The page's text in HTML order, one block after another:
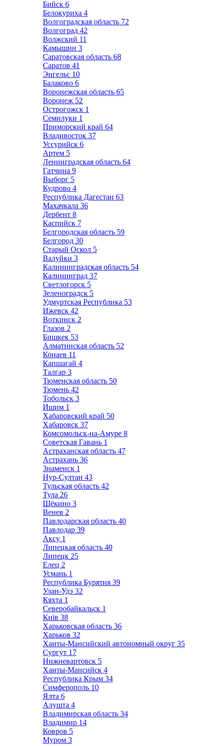
Бийск 6
Белокуриха 4
Волгоградская область 72
Волгоград 42
Волжский 11
Камышин 3
Саратовская область 68
Саратов 41
Энгельс 10
Балаково 6
Воронежская область 65
Воронеж 52
Острогожск 1
Семилуки 1
Приморский край 64
Владивосток 37
Уссурийск 6
Артем 5
Ленинградская область 64
Гатчина 9
Выборг 5
Кудрово 4
Республика Дагестан 63
Махачкала 36
Дербент 8
Каспийск 7
Белгородская область 59
Белгород 30
Старый Оскол 5
Валуйки 3
Калининградская область 54
Калининград 37
Светлогорск 5
Зеленоградск 5
Удмуртская Республика 53
Ижевск 42
Воткинск 2
Глазов 2
Бишкек 53
Алматинская область 52
Конаев 11
Капшагай 4
Талгар 3
Тюменская область 50
Тюмень 42
Тобольск 3
Ишим 1
Хабаровский край 50
Хабаровск 37
Комсомольск-на-Амуре 8
Советская Гавань 1
Астраханская область 47
Астрахань 36
Знаменск 1
Нур-Султан 43
Тульская область 42
Тула 26
Щёкино 3
Венев 2
Павлодарская область 40
Павлодар 39
Аксу 1
Липецкая область 40
Липецк 25
Елец 2
Усмань 1
Республика Бурятия 39
Улан-Удэ 32
Кяхта 1
Северобайкальск 1
Київ 38
Харьковская область 36
Харьков 32
Ханты-Мансийский автономный округ 35
Сургут 17
Нижневартовск 5
Ханты-Мансийск 4
Республика Крым 34
Симферополь 10
Ялта 6
Алушта 4
Владимирская область 34
Владимир 14
Ковров 5
Муром 3